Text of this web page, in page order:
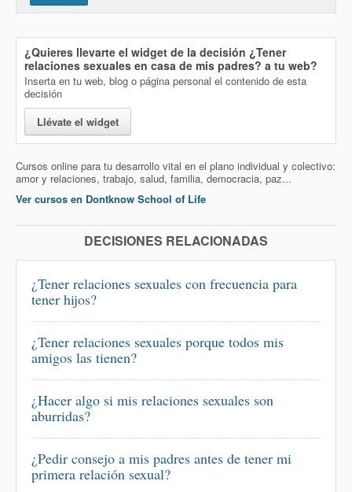
¿Quieres llevarte el widget de la decisión ¿Tener
relaciones sexuales en casa de mis padres? a tu web?
Inserta en tu web, blog o página personal el contenido de esta
decisión
Llévate el widget
Cursos online para tu desarrollo vital en el plano individual y colectivo:
amor y relaciones, trabajo, salud, familia, democracia, paz...
Ver cursos en Dontknow School of Life
DECISIONES RELACIONADAS
¿Tener relaciones sexuales con frecuencia para
tener hijos?
¿Tener relaciones sexuales porque todos mis
amigos las tienen?
¿Hacer algo si mis relaciones sexuales son
aburridas?
¿Pedir consejo a mis padres antes de tener mi
primera relación sexual?